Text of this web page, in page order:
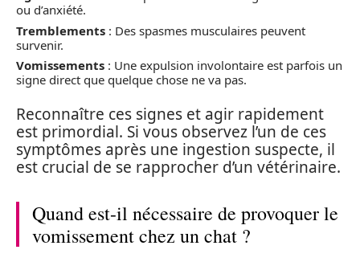
ou d’anxiété.
Tremblements : Des spasmes musculaires peuvent
survenir.
Vomissements : Une expulsion involontaire est parfois un
signe direct que quelque chose ne va pas.
Reconnaître ces signes et agir rapidement
est primordial. Si vous observez l’un de ces
symptômes après une ingestion suspecte, il
est crucial de se rapprocher d’un vétérinaire.
Quand est-il nécessaire de provoquer le
vomissement chez un chat ?